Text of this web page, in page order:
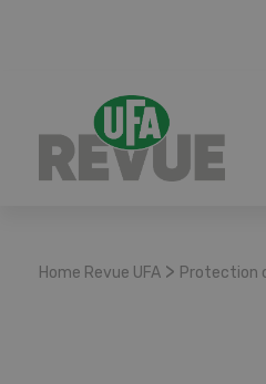
Home Revue UFA > Protection